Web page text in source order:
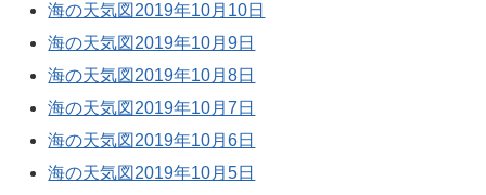
海の天気図2019年10月10日
海の天気図2019年10月9日
海の天気図2019年10月8日
海の天気図2019年10月7日
海の天気図2019年10月6日
海の天気図2019年10月5日